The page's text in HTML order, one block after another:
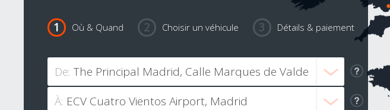
Où & Quand Choisir un véhicule Détails & paiement
De:
À: